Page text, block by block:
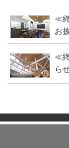
≪
お
≪
ら